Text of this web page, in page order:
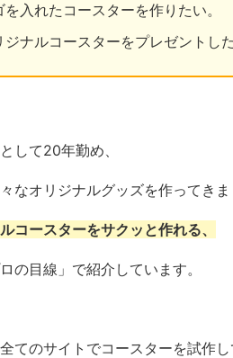
入れたコースターを作りたい。
ナルコースターをプレゼントした
して20年勤め、
なオリジナルグッズを作ってきま
コースターをサクッと作れる、
の目線」で紹介しています。
てのサイトでコースターを試作